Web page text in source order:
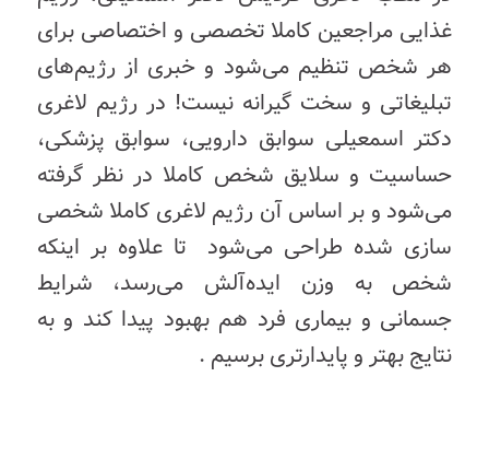
غذایی مراجعین کاملا تخصصی و اختصاصی برای
هر شخص تنظیم می‌شود و خبری از رژیم‌های
تبلیغاتی و سخت گیرانه نیست! در رژیم لاغری
دکتر اسمعیلی سوابق دارویی، سوابق پزشکی،
حساسیت و سلایق شخص کاملا در نظر گرفته
می‌شود و بر اساس آن رژیم لاغری کاملا شخصی
سازی شده طراحی می‌شود تا علاوه بر اینکه
شخص به وزن ایده‌آلش می‌رسد، شرایط
جسمانی و بیماری فرد هم بهبود پیدا کند و به
نتایج بهتر و پایدار‌تری برسیم .